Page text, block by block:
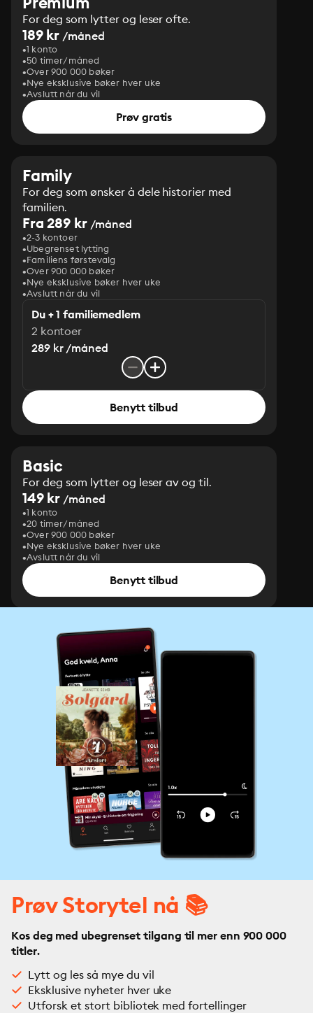
For deg som lytter og leser ofte.
189 kr /måned
1 konto
50 timer/måned
Over 900 000 bøker
Nye eksklusive bøker hver uke
Avslutt når du vil
Prøv gratis
Family
For deg som ønsker å dele historier med
familien.
Fra 289 kr/måned
2-3 kontoer
Ubegrenset lytting
Familiens førstevalg
Over 900 000 bøker
Nye eksklusive bøker hver uke
Avslutt når du vil
Du + 1 familiemedlem
2 kontoer
289 kr /måned
Benytt tilbud
Basic
For deg som lytter og leser av og til.
149 kr /måned
1 konto
20 timer/måned
Over 900 000 bøker
Nye eksklusive bøker hver uke
Avslutt når du vil
Benytt tilbud
Prøv Storytel nå 📚
Kos deg med ubegrenset tilgang til mer enn 900 000
titler.
Lytt og les så mye du vil
Eksklusive nyheter hver uke
Utforsk et stort bibliotek med fortellinger